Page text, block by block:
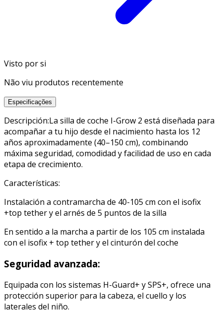
Visto por si
Não viu produtos recentemente
Especificações
Descripción:La silla de coche I-Grow 2 está diseñada para
acompañar a tu hijo desde el nacimiento hasta los 12
años aproximadamente (40–150 cm), combinando
máxima seguridad, comodidad y facilidad de uso en cada
etapa de crecimiento.
Características:
Instalación a contramarcha de 40-105 cm con el isofix
+top tether y el arnés de 5 puntos de la silla
En sentido a la marcha a partir de los 105 cm instalada
con el isofix + top tether y el cinturón del coche
Seguridad avanzada:
Equipada con los sistemas H-Guard+ y SPS+, ofrece una
protección superior para la cabeza, el cuello y los
laterales del niño.